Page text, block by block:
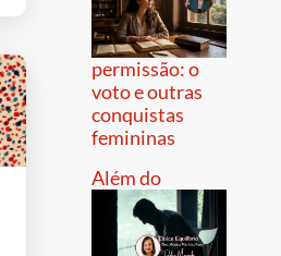
permissão: o
voto e outras
conquistas
femininas
Além do